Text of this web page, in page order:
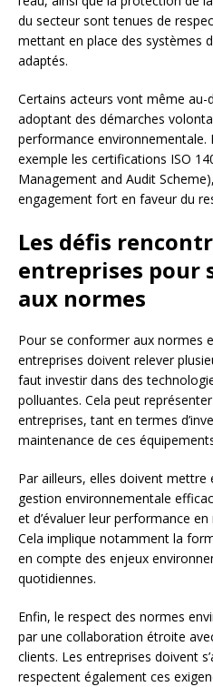
du secteur sont tenues de
mettant en place des systèmes
adaptés.
Certains acteurs vont même au-
adoptant des démarches
performance environnementale.
exemple les certifications ISO
Management and Audit
engagement fort en faveur du
Les défis
entreprises pour
aux normes
Pour se conformer aux normes
entreprises doivent relever
faut investir dans des
polluantes. Cela peut
entreprises, tant en termes
maintenance de ces
Par ailleurs, elles doivent mettre
gestion environnementale
et d’évaluer leur performance
Cela implique notamment la
en compte des enjeux
quotidiennes.
Enfin, le respect des normes
par une collaboration étroite
clients. Les entreprises doivent
respectent également ces